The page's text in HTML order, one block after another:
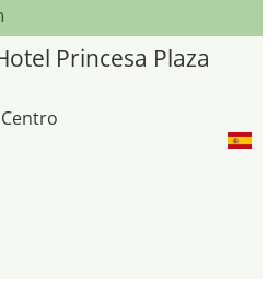
Princesa Plaza